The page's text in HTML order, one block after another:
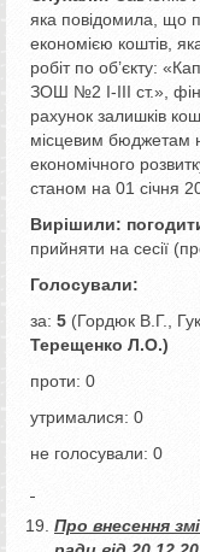
яка повідомила, що
економією коштів,
робіт по об’єкту:
ЗОШ №2 I-III ст.»,
рахунок залишків
місцевим бюджетам
економічного
станом на 01 січня
Вирішили:
прийняти на сесії
Голосували:
за: 5 (Гордюк В.Г.,
Терещенко Л.О.)
проти: 0
утрималися: 0
не голосували: 0
Про внесення